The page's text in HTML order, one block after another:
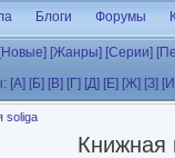
Блоги Форумы
[Новые] [Жанры] [Серии]
[А] [Б] [В] [Г] [Д] [Е] [Ж] [З]
soliga
Книжная